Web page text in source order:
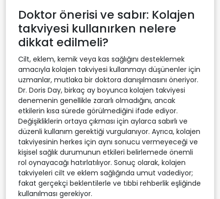
Doktor önerisi ve sabır: Kolajen
takviyesi kullanırken nelere
dikkat edilmeli?
Cilt, eklem, kemik veya kas sağlığını desteklemek
amacıyla kolajen takviyesi kullanmayı düşünenler için
uzmanlar, mutlaka bir doktora danışılmasını öneriyor.
Dr. Doris Day, birkaç ay boyunca kolajen takviyesi
denemenin genellikle zararlı olmadığını, ancak
etkilerin kısa sürede görülmediğini ifade ediyor.
Değişikliklerin ortaya çıkması için aylarca sabırlı ve
düzenli kullanım gerektiği vurgulanıyor. Ayrıca, kolajen
takviyesinin herkes için aynı sonucu vermeyeceği ve
kişisel sağlık durumunun etkileri belirlemede önemli
rol oynayacağı hatırlatılıyor. Sonuç olarak, kolajen
takviyeleri cilt ve eklem sağlığında umut vadediyor;
fakat gerçekçi beklentilerle ve tıbbi rehberlik eşliğinde
kullanılması gerekiyor.